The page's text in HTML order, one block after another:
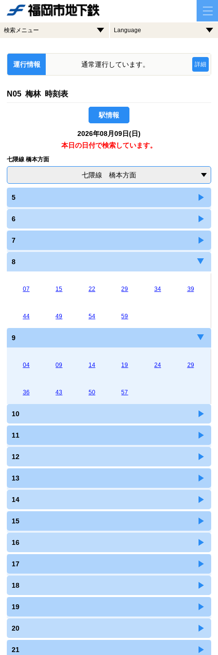
検索メニュー Language
運行情報 通常運行しています。 詳細
N05 梅林 時刻表
駅情報
2026年08月09日(日)
本日の日付で検索しています。
七隈線 橋本方面
七隈線 橋本方面
5
6
7
8
07 15 22 29 34 39
44 49 54 59
9
04 09 14 19 24 29
36 43 50 57
10
11
12
13
14
15
16
17
18
19
20
21